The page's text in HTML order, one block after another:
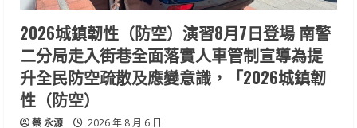
2026城鎮韌性（防空）演習8月7日登場 南警
二分局走入街巷全面落實人車管制宣導為提
升全民防空疏散及應變意識，「2026城鎮韌
性（防空）
蔡 永源 2026 年 8 月 6 日